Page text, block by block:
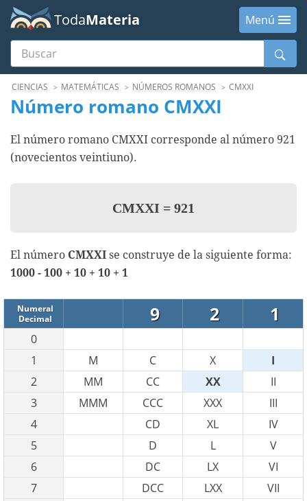
TodaMateria
Menú
Buscar
MenúCIENCIAS MATEMÁTICAS NÚMEROS ROMANOS CMXXI
Número romano CMXXI
El número romano CMXXI corresponde al número 921
(novecientos veintiuno).
CMXXI = 921
El número CMXXI se construye de la siguiente forma:
1000 - 100 + 10 + 10 + 1
Numeral
Decimal
9 2 1
0
1
M C X
I
2
MM CC XX
II
3
MMM CCC XXX
III
4
CD XL
IV
5
D L
V
6
DC LX
VI
7
DCC LXX
VII